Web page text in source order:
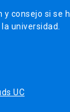
consejo si se
universidad.
UC